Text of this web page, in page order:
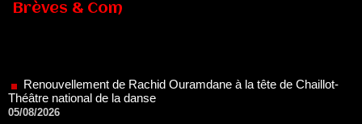
Brèves & Com
05/08/2026
Nomination de Jérôme Montchal à la direction du Phénix,
Scène nationale de Valenciennes Métropole